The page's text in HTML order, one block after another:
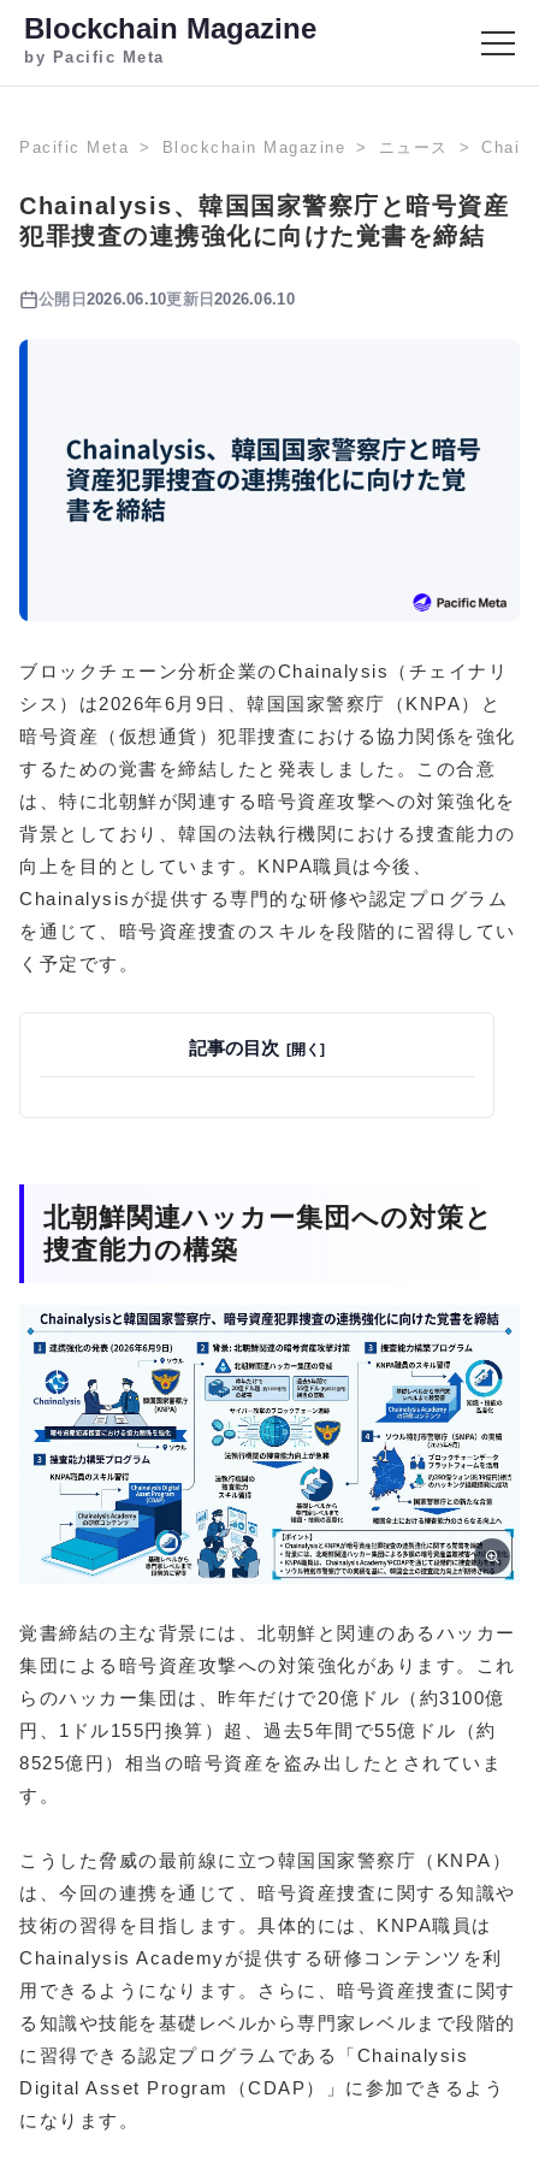
Blockchain Magazine
by Pacific Meta
Pacific Meta Blockchain Magazine ニュース
Chainalysis、韓国国家警察庁と暗号資産
犯罪捜査の連携強化に向けた覚書を締結
公開日 2026.06.10更新日2026.06.10
ブロックチェーン分析企業のChainalysis（チェイナリ
シス）は2026年6月9日、韓国国家警察庁（KNPA）と
暗号資産（仮想通貨）犯罪捜査における協力関係を強化
するための覚書を締結したと発表しました。この合意
は、特に北朝鮮が関連する暗号資産攻撃への対策強化を
背景としており、韓国の法執行機関における捜査能力の
向上を目的としています。KNPA職員は今後、
Chainalysisが提供する専門的な研修や認定プログラム
を通じて、暗号資産捜査のスキルを段階的に習得してい
く予定です。
記事の目次
北朝鮮関連ハッカー集団への対策と
捜査能力の構築
覚書締結の主な背景には、北朝鮮と関連のあるハッカー
集団による暗号資産攻撃への対策強化があります。これ
らのハッカー集団は、昨年だけで20億ドル（約3100億
円、1ドル155円換算）超、過去5年間で55億ドル（約
8525億円）相当の暗号資産を盗み出したとされていま
す。
こうした脅威の最前線に立つ韓国国家警察庁（KNPA）
は、今回の連携を通じて、暗号資産捜査に関する知識や
技術の習得を目指します。具体的には、KNPA職員は
Chainalysis Academyが提供する研修コンテンツを利
用できるようになります。さらに、暗号資産捜査に関す
る知識や技能を基礎レベルから専門家レベルまで段階的
に習得できる認定プログラムである「Chainalysis
Digital Asset Program（CDAP）」に参加できるよう
になります。